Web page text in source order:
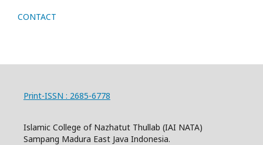
CONTACT
Print-ISSN : 2685-6778
Islamic College of Nazhatut Thullab (IAI NATA)
Sampang Madura East Java Indonesia.